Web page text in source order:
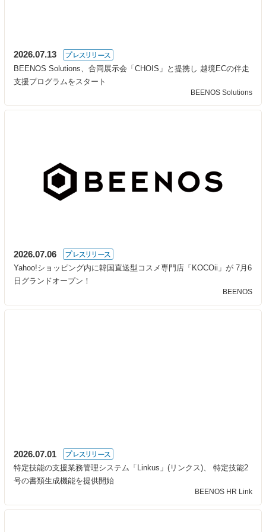
2026.07.13
BEENOS Solutions、合同展示会「CHOIS」と提携し 越境ECの伴走
支援プログラムをスタート
BEENOS Solutions
2026.07.06
Yahoo!ショッピング内に韓国直送型コスメ専門店「KOCOii」が 7月6
日グランドオープン！
BEENOS
2026.07.01
特定技能の支援業務管理システム「Linkus」(リンクス)、 特定技能2
号の書類生成機能を提供開始
BEENOS HR Link